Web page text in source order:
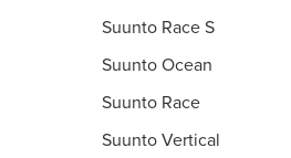
Suunto Race S
Suunto Ocean
Suunto Race
Suunto Vertical